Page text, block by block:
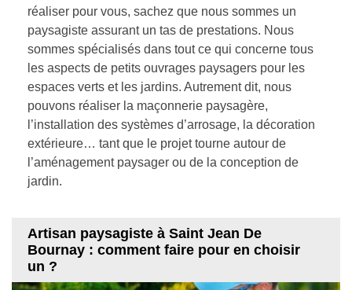
réaliser pour vous, sachez que nous sommes un
paysagiste assurant un tas de prestations. Nous
sommes spécialisés dans tout ce qui concerne tous
les aspects de petits ouvrages paysagers pour les
espaces verts et les jardins. Autrement dit, nous
pouvons réaliser la maçonnerie paysagère,
l’installation des systèmes d’arrosage, la décoration
extérieure… tant que le projet tourne autour de
l’aménagement paysager ou de la conception de
jardin.
Artisan paysagiste à Saint Jean De
Bournay : comment faire pour en choisir
un ?